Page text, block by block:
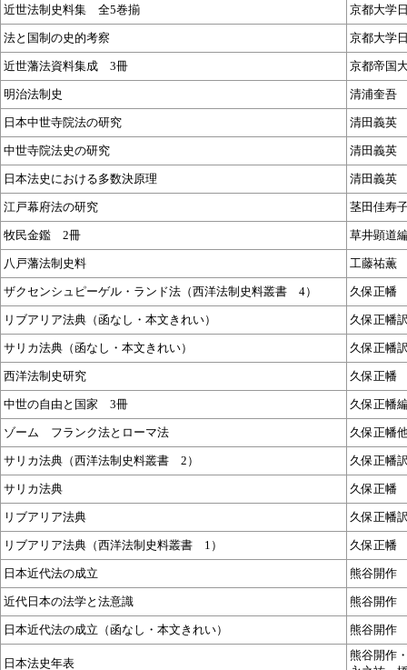
近世法制史料集 全5巻揃 京都大学
法と国制の史的考察 京都大学
近世藩法資料集成 3冊 京都帝国
明治法制史 清浦奎吾
日本中世寺院法の研究 清田義英
中世寺院法史の研究 清田義英
日本法史における多数決原理 清田義英
江戸幕府法の研究 茎田佳寿
牧民金鑑 2冊 草井顕道
八戸藩法制史料 工藤祐薫
ザクセンシュピーゲル・ランド法（西洋法制史料叢書 4） 久保正
リブアリア法典（函なし・本文きれい） 久保正幡
サリカ法典（函なし・本文きれい） 久保正幡
西洋法制史研究 久保正幡
中世の自由と国家 3冊 久保正幡
ゾーム フランク法とローマ法 久保正幡
サリカ法典（西洋法制史料叢書 2） 久保正幡
サリカ法典 久保正幡
リブアリア法典 久保正幡
リブアリア法典（西洋法制史料叢書 1） 久保正幡
日本近代法の成立 熊谷開作
近代日本の法学と法意識 熊谷開作
日本近代法の成立（函なし・本文きれい） 熊谷開作
日本法史年表
熊谷開作